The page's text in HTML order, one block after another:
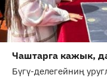
Чаштарга кажык,
Бүгү-делегейниң